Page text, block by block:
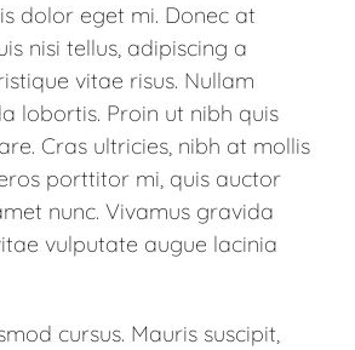
dolor eget mi. Donec at
nisi tellus, adipiscing a
vitae risus. Nullam
lobortis. Proin ut nibh quis
Cras ultricies, nibh at mollis
porttitor mi, quis auctor
nunc. Vivamus gravida
vulputate augue lacinia
cursus. Mauris suscipit,